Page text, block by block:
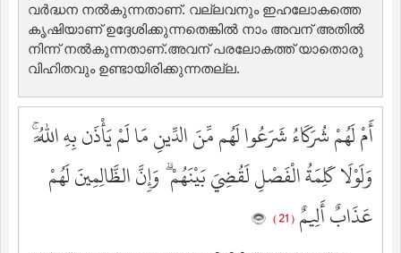
വര്‍ദ്ധന നല്‍കുന്നതാണ്‌. വല്ലവനും ഇഹലോകത്തെ
കൃഷിയാണ് ഉദ്ദേശിക്കുന്നതെങ്കില്‍ നാം അവന് അതില്‍
നിന്ന് നല്‍കുന്നതാണ്‌.അവന് പരലോകത്ത് യാതൊരു
വിഹിതവും ഉണ്ടായിരിക്കുന്നതല്ല.
أَمْ لَهُمْ شُرَكَاءُ شَرَعُوا لَهُم مِّنَ الدِّينِ مَا لَمْ يَأْذَن بِهِ اللَّهُ ۚ
وَلَوْلَا كَلِمَةُ الْفَصْلِ لَقُضِيَ بَيْنَهُمْ ۗ وَإِنَّ الظَّالِمِينَ لَهُمْ
عَذَابٌ أَلِيمٌ ( 21 )